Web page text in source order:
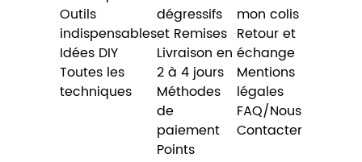
Outils
indispensables
Idées DIY
Toutes les
techniques
dégressifs
et Remises
Livraison en
2 à 4 jours
Méthodes
de
paiement
Points
mon colis
Retour et
échange
Mentions
légales
FAQ/Nous
Contacter